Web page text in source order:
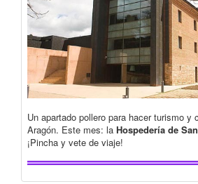
Un apartado pollero para hacer turismo y
Aragón. Este mes: la Hospedería de
¡Pincha y vete de viaje!